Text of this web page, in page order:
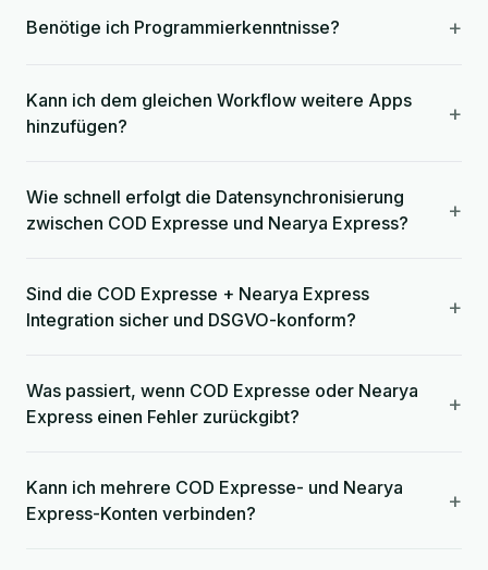
Benötige ich Programmierkenntnisse? +
Kann ich dem gleichen Workflow weitere Apps
hinzufügen?
+
Wie schnell erfolgt die Datensynchronisierung
zwischen COD Expresse und Nearya Express?
+
Sind die COD Expresse + Nearya Express
Integration sicher und DSGVO-konform?
+
Was passiert, wenn COD Expresse oder Nearya
Express einen Fehler zurückgibt?
+
Kann ich mehrere COD Expresse- und Nearya
Express-Konten verbinden?
+